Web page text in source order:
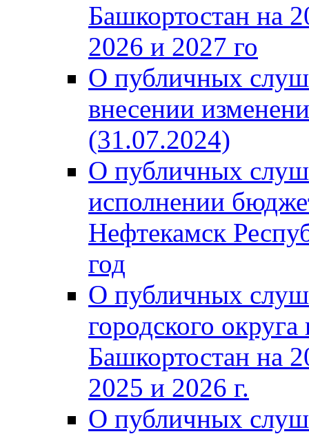
Башкортостан на
2026 и 2027 го
О публичных
внесении
(31.07.2024)
О публичных
исполнении
Нефтекамск
год
О публичных
городского
Башкортостан на
2025 и 2026 г.
О публичных